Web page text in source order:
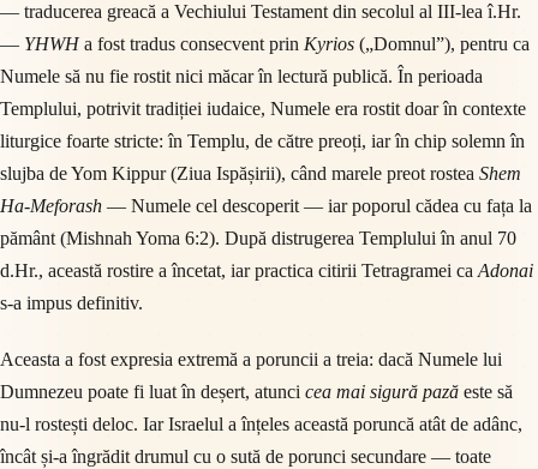
— traducerea greacă a Vechiului Testament din secolul al III-lea î.Hr.
— YHWHa fost tradus consecvent prin Kyrios („Domnul”), pentru ca
Numele să nu fie rostit nici măcar în lectură publică. În perioada
Templului, potrivit tradiției iudaice, Numele era rostit doar în contexte
liturgice foarte stricte: în Templu, de către preoți, iar în chip solemn în
slujba de Yom Kippur (Ziua Ispășirii), când marele preot rostea Shem
Ha-Meforash — Numele cel descoperit — iar poporul cădea cu fața la
pământ (Mishnah Yoma 6:2). După distrugerea Templului în anul 70
d.Hr., această rostire a încetat, iar practica citirii Tetragramei caAdonai
s-a impus definitiv.
Aceasta a fost expresia extremă a poruncii a treia: dacă Numele lui
Dumnezeu poate fi luat în deșert, atunci cea mai sigură pază este să
nu-l rostești deloc. Iar Israelul a înțeles această poruncă atât de adânc,
încât și-a îngrădit drumul cu o sută de porunci secundare — toate